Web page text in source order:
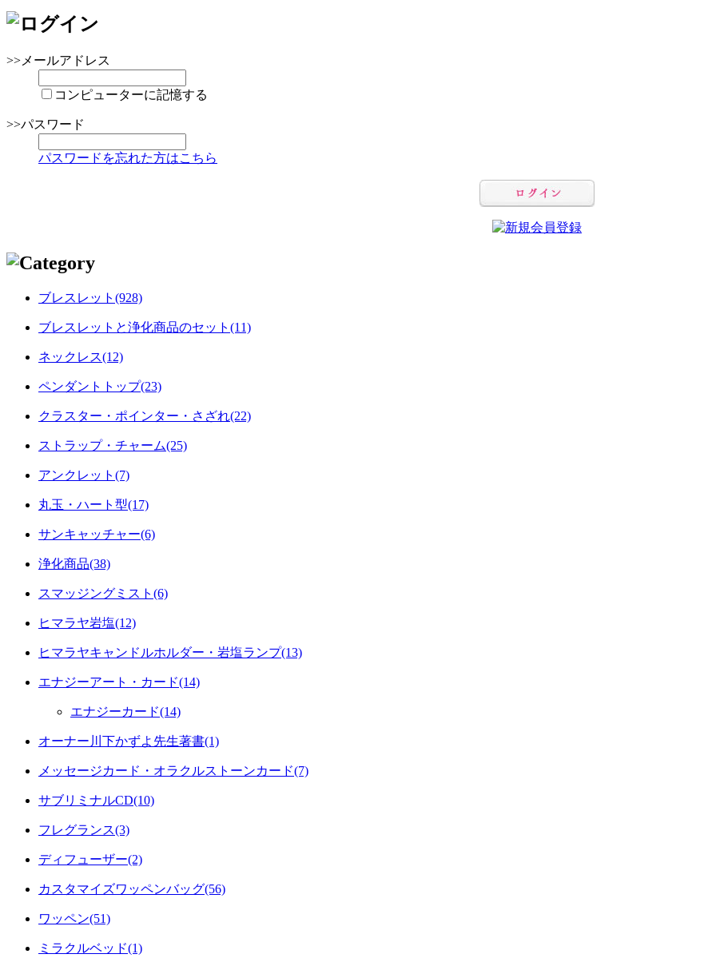
>>メールアドレス
コンピューターに記憶する
>>パスワード
パスワードを忘れた方はこちら
ブレスレット(928)
ブレスレットと浄化商品のセット(11)
ネックレス(12)
ペンダントトップ(23)
クラスター・ポインター・さざれ(22)
ストラップ・チャーム(25)
アンクレット(7)
丸玉・ハート型(17)
サンキャッチャー(6)
浄化商品(38)
スマッジングミスト(6)
ヒマラヤ岩塩(12)
ヒマラヤキャンドルホルダー・岩塩ランプ(13)
エナジーアート・カード(14)
エナジーカード(14)
オーナー川下かずよ先生著書(1)
メッセージカード・オラクルストーンカード(7)
サブリミナルCD(10)
フレグランス(3)
ディフューザー(2)
カスタマイズワッペンバッグ(56)
ワッペン(51)
ミラクルベッド(1)